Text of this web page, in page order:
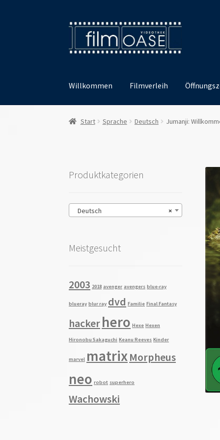
Zur
Navigation
springen
Zum
Inhalt
springen
Willkommen Filmverleih
Start Sprache Deutsch Jumanji:
Produktkategorien
×
Deutsch
Meistgesucht
2003 2018 avenger avengers blue-ray
blueray blur ray dvd Familie Final Fantasy
hackerhero Hexe Hexen
Hironobu Sakaguchi Keanu Reeves Kinder
marvel matrixMorpheus
neo robot superhero
Wachowski